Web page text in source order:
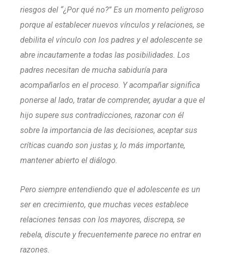
riesgos del “¿Por qué no?” Es un momento peligroso
porque al establecer nuevos vínculos y relaciones, se
debilita el vínculo con los padres y el adolescente se
abre incautamente a todas las posibilidades. Los
padres necesitan de mucha sabiduría para
acompañarlos en el proceso. Y acompañar significa
ponerse al lado, tratar de comprender, ayudar a que el
hijo supere sus contradicciones, razonar con él
sobre la importancia de las decisiones, aceptar sus
críticas cuando son justas y, lo más importante,
mantener abierto el diálogo.
Pero siempre entendiendo que el adolescente es un
ser en crecimiento, que muchas veces establece
relaciones tensas con los mayores, discrepa, se
rebela, discute y frecuentemente parece no entrar en
razones.